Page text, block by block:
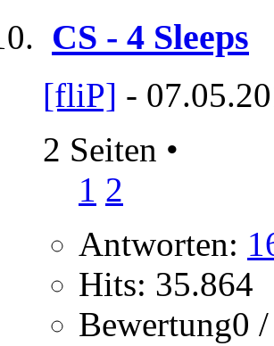
CS - 4 Sleeps
[fliP] -
2 Seiten •
1 2
Antworten:
Hits: 35.864
Bewertung0